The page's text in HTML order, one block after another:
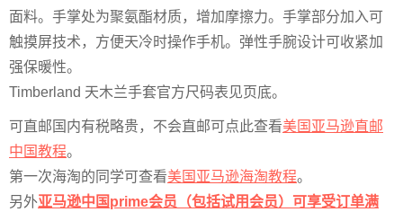
面料。手掌处为聚氨酯材质，增加摩擦力。手掌部分加入可
触摸屏技术，方便天冷时操作手机。弹性手腕设计可收紧加
强保暖性。
Timberland 天木兰手套官方尺码表见页底。
可直邮国内有税略贵，不会直邮可点此查看美国亚马逊直邮
中国教程。
第一次海淘的同学可查看美国亚马逊海淘教程。
另外亚马逊中国prime会员（包括试用会员）可享受订单满